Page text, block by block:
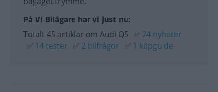
På Vi Bilägare har vi just nu:
Totalt 45 artiklar om Audi Q5 ✅ 24 nyheter
✅ 14 tester ✅ 2 bilfrågor ✅ 1 köpguide